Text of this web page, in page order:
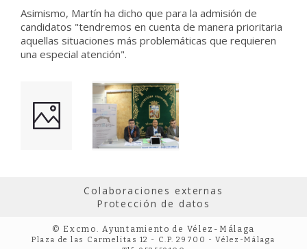
Asimismo, Martín ha dicho que para la admisión de
candidatos "tendremos en cuenta de manera prioritaria
aquellas situaciones más problemáticas que requieren
una especial atención".
Colaboraciones externas
Protección de datos
© Excmo. Ayuntamiento de Vélez-Málaga
Plaza de las Carmelitas 12 - C.P. 29700 - Vélez-Málaga